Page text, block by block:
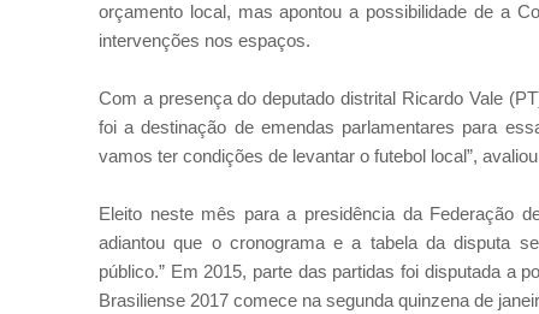
orçamento local, mas apontou a possibilidade de a
intervenções nos espaços.
Com a presença do deputado distrital Ricardo Vale
foi a destinação de emendas parlamentares para
vamos ter condições de levantar o futebol local”,
Eleito neste mês para a presidência da Federação
adiantou que o cronograma e a tabela da disputa
público.” Em 2015, parte das partidas foi disputada a
Brasiliense 2017 comece na segunda quinzena de